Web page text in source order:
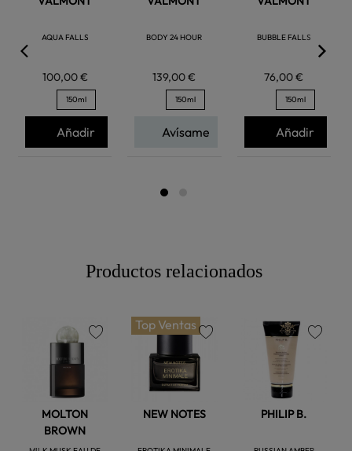
AQUA FALLS
100,00 €
150ml
Añadir
BODY 24 HOUR
139,00 €
150ml
Avísame
BUBBLE FALLS
76,00 €
150ml
Añadir
Productos relacionados
MOLTON
BROWN
Top Ventas
NEW NOTES PHILIP B.